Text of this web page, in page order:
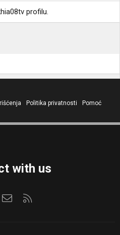
profilu.
Politika privatnosti
Pomoć
with us
Kontaktirajte nas